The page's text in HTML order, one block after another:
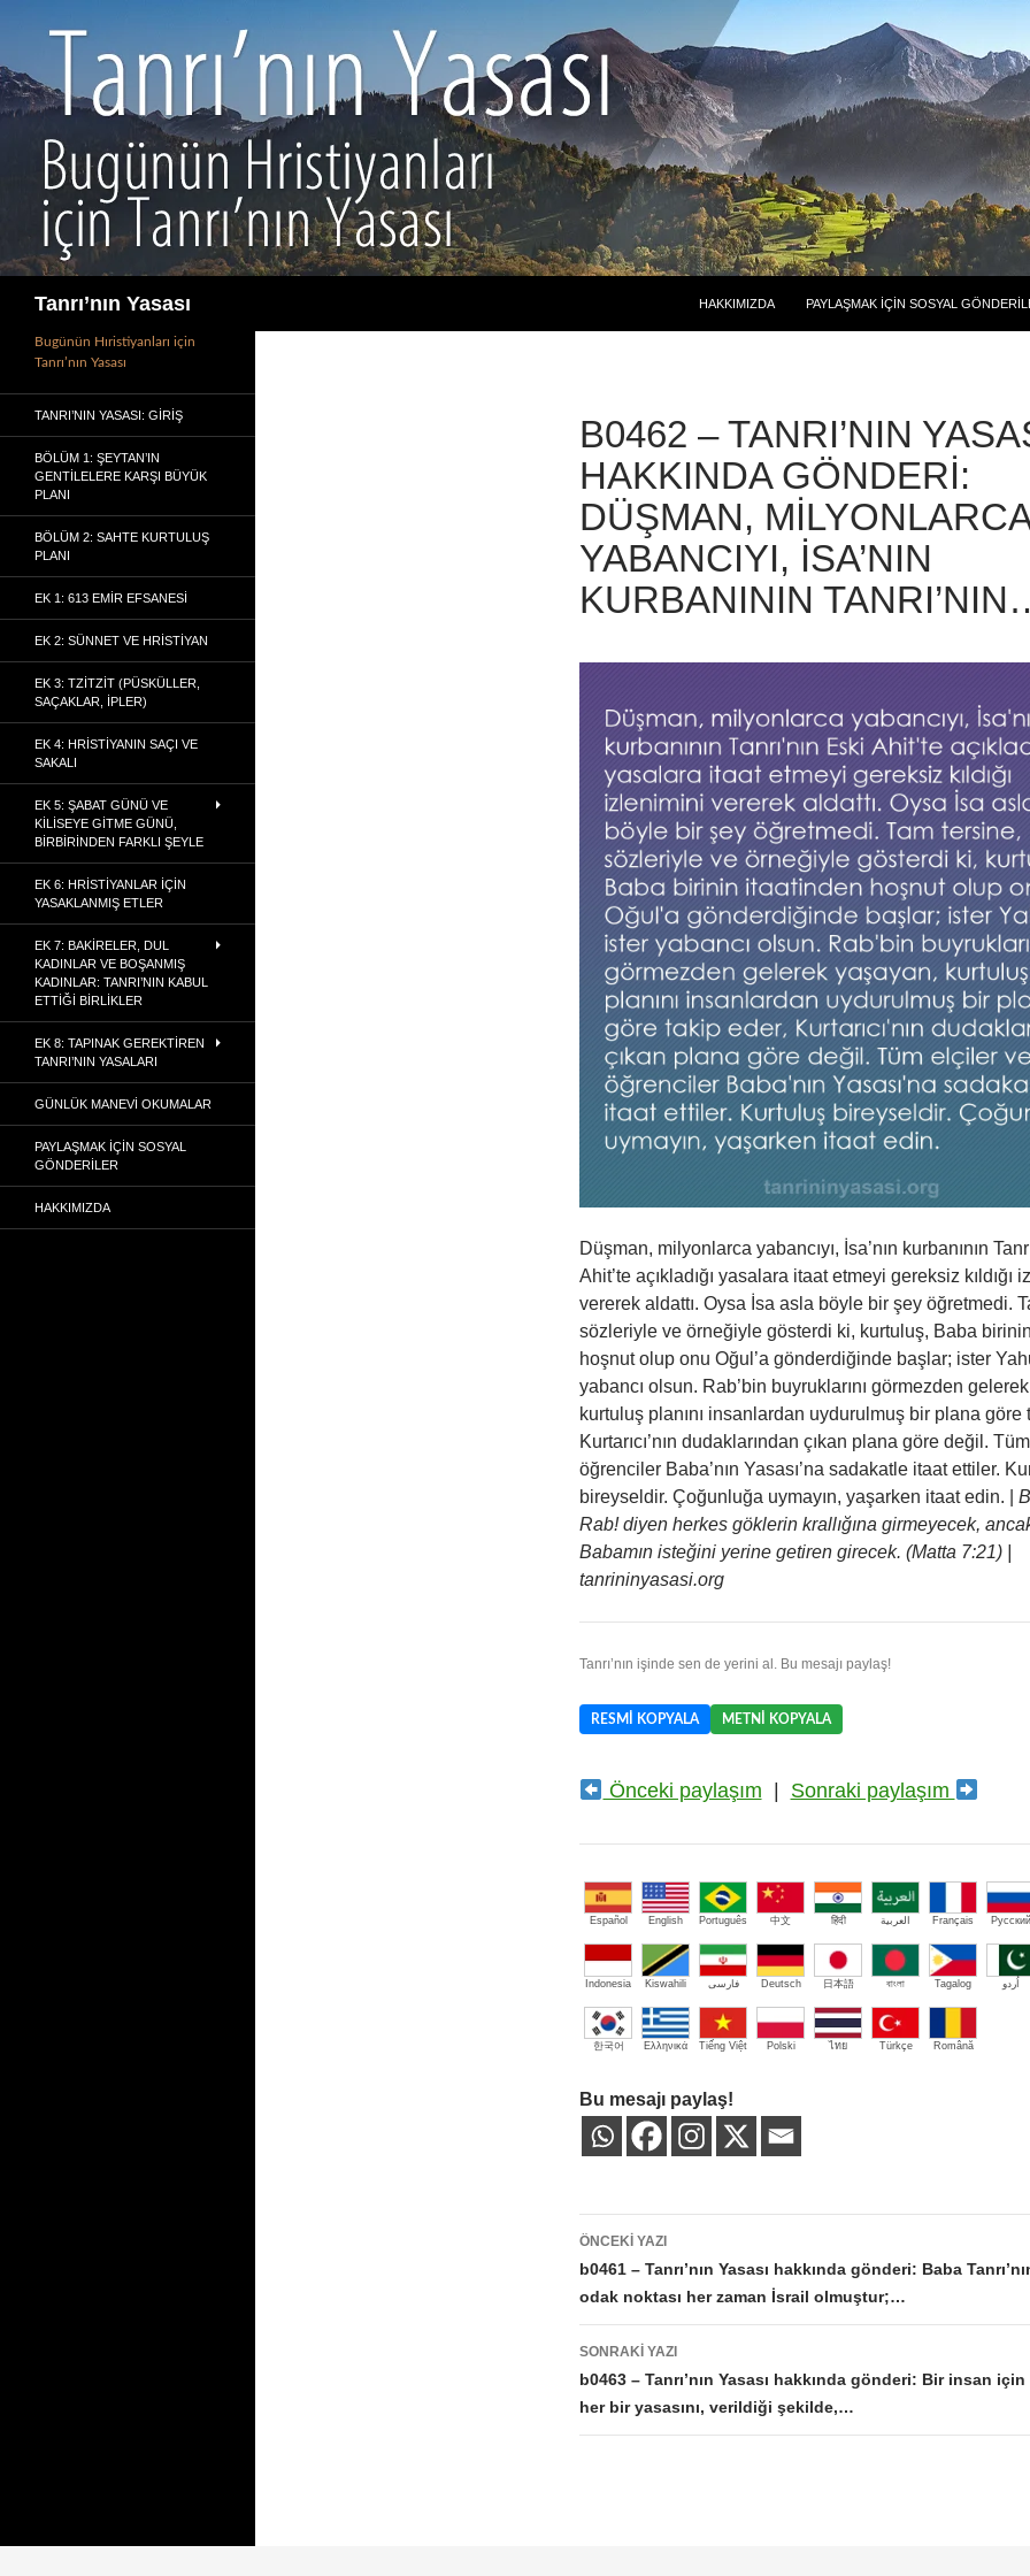
Tanrı’nın Yasası HAKKIMIZDA PAYLAŞMAK İÇIN SOSYAL
B0462 – TANRI’NIN
HAKKINDA GÖNDERI:
DÜŞMAN, MILYONLARCA
YABANCIYI, İSA’NIN
KURBANININ
Düşman, milyonlarca yabancıyı, İsa’nın kurbanının
Ahit’te açıkladığı yasalara itaat etmeyi gereksiz kıldığı
vererek aldattı. Oysa İsa asla böyle bir şey öğretmedi.
sözleriyle ve örneğiyle gösterdi ki, kurtuluş, Baba
hoşnut olup onu Oğul’a gönderdiğinde başlar; ister
yabancı olsun. Rab’bin buyruklarını görmezden
kurtuluş planını insanlardan uydurulmuş bir plana göre
Kurtarıcı’nın dudaklarından çıkan plana göre değil.
öğrenciler Baba’nın Yasası’na sadakatle itaat ettiler.
bireyseldir. Çoğunluğa uymayın, yaşarken itaat edin. |
Rab! diyen herkes göklerin krallığına girmeyecek,
Babamın isteğini yerine getiren girecek. (Matta 7:21) |
tanrininyasasi.org
Tanrı’nın işinde sen de yerini al. Bu mesajı paylaş!
RESMI KOPYALA METNI KOPYALA
Önceki paylaşım Sonraki paylaşım
Español English Português 中文 हिंदी العربية Français Русский
Indonesia Kiswahili فارسی Deutsch 日本語 বাংলা Tagalog اُردو
한국어 Ελληνικά Tiếng Việt Polski ไทย Türkçe Română
Bu mesajı paylaş!
Yazı
dolaşımı
ÖNCEKI YAZI
b0461 – Tanrı’nın Yasası hakkında gönderi: Baba
odak noktası her zaman İsrail olmuştur;…
SONRAKI YAZI
b0463 – Tanrı’nın Yasası hakkında gönderi: Bir insan için
her bir yasasını, verildiği şekilde,…
Bugünün Hıristiyanları için
Tanrı’nın Yasası
TANRI’NIN YASASI: GIRIŞ
BÖLÜM 1: ŞEYTAN’IN
GENTILELERE KARŞI BÜYÜK
PLANI
BÖLÜM 2: SAHTE KURTULUŞ
PLANI
EK 1: 613 EMIR EFSANESI
EK 2: SÜNNET VE HRISTIYAN
EK 3: TZITZIT (PÜSKÜLLER,
SAÇAKLAR, İPLER)
EK 4: HRISTIYANIN SAÇI VE
SAKALI
EK 5: ŞABAT GÜNÜ VE
KILISEYE GITME GÜNÜ,
BIRBIRINDEN FARKLI ŞEYLE
EK 6: HRISTIYANLAR İÇIN
YASAKLANMIŞ ETLER
EK 7: BAKIRELER, DUL
KADINLAR VE BOŞANMIŞ
KADINLAR: TANRI’NIN KABUL
ETTIĞI BIRLIKLER
EK 8: TAPINAK GEREKTIREN
TANRI’NIN YASALARI
GÜNLÜK MANEVI OKUMALAR
PAYLAŞMAK İÇIN SOSYAL
GÖNDERILER
HAKKIMIZDA